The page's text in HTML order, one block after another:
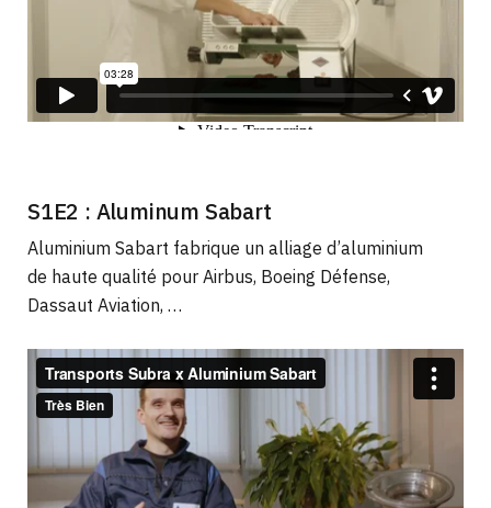
S1E2 : Aluminum Sabart
Aluminium Sabart fabrique un alliage d’aluminium
de haute qualité pour Airbus, Boeing Défense,
Dassaut Aviation, …